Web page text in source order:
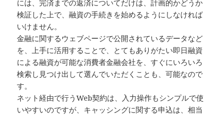
には、完済までの返済についてだけは、計画的かどうか
検証した上で、融資の手続きを始めるようにしなければ
いけません。
金融に関するウェブページで公開されているデータなど
を、上手に活用することで、とてもありがたい即日融資
による融資が可能な消費者金融会社を、すぐにいろいろ
検索し見つけ出して選んでいただくことも、可能なので
す。
ネット経由で行うWeb契約は、入力操作もシンプルで使
いやすいのですが、キャッシングに関する申込は、相当